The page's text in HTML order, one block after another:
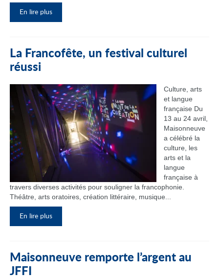
En lire plus
La Francofête, un festival culturel
réussi
Culture, arts
et langue
française Du
13 au 24 avril,
Maisonneuve
a célébré la
culture, les
arts et la
langue
française à
travers diverses activités pour souligner la francophonie.
Théâtre, arts oratoires, création littéraire, musique...
En lire plus
Maisonneuve remporte l’argent au
JFFI